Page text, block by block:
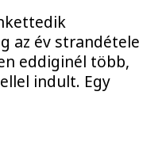
az év strandétele
eddiginél több,
indult. Egy